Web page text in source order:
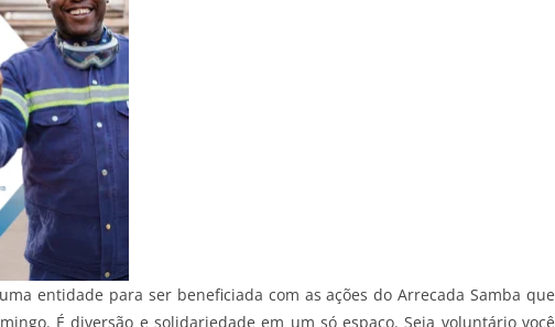
entidade para ser beneficiada com as ações do Arrecada Samba que
É diversão e solidariedade em um só espaço. Seja voluntário você